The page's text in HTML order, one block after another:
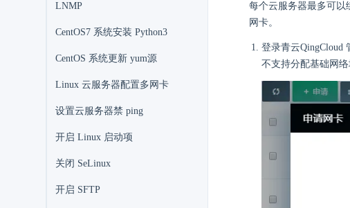
LNMP
CentOS7 系统安装 Python3
CentOS 系统更新 yum源
Linux 云服务器配置多网卡
设置云服务器禁 ping
开启 Linux 启动项
关闭 SeLinux
开启 SFTP
每个云服务器最多可以
网卡。
登录青云QingCloud
不支持分配基础网络